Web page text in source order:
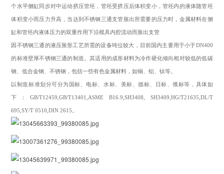
个水平侧缸同步对中运动挤压管坯，管坯受挤压后体积变小，管坯内的液体随管坯
体积变小而压力升高，当达到不锈钢三通支管胀出所需要的压力时，金属材料在侧
缸和管坯内液体压力的双重作用下沿模具内腔流动而胀出支管
因不锈钢三通的液压胀形工艺所需的设备吨位较大，目前国内主要用于小于DN400
的标准壁厚不锈钢三通的制造。其适用的成形材料为冷作硬化倾向相对较低的低碳
钢、低合金钢、不锈钢，包括一些有色金属材料，如铜、铝、钛等。
以制造标准划分可分为国标、电标、水标、美标、德标、日标、俄标等，具体如
下：GB/T12459,GB/T13401,ASME B16.9,SH3408, SH3409,HG/T21635,DL/T
695,SY/T 0510,DIN 2615。